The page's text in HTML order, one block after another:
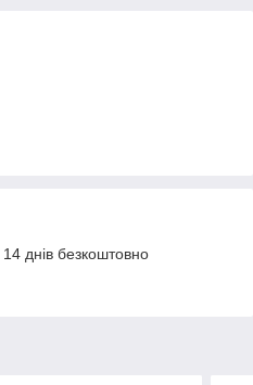
днів безкоштовно